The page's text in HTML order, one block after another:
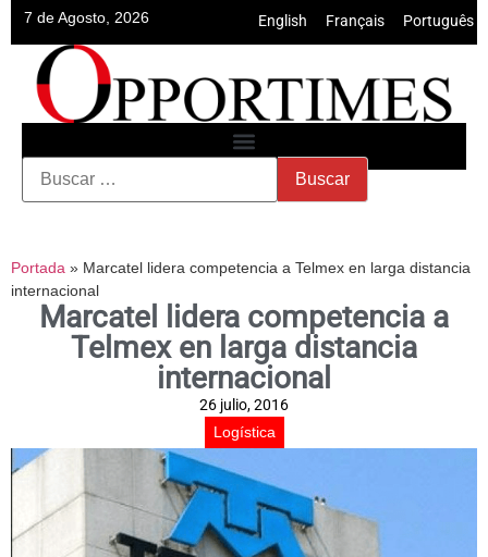
7 de Agosto, 2026 English Français Português
Portada » Marcatel lidera competencia a Telmex en larga distancia
internacional
Marcatel lidera competencia a
Telmex en larga distancia
internacional
26 julio, 2016
Logística